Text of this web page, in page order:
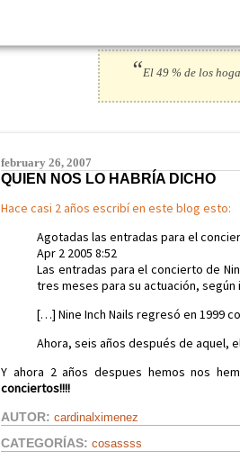
“El 49 % de los
february 26, 2007
QUIEN NOS LO HABRÍA DICHO
Hace casi 2 años escribí en este blog esto:
Agotadas las entradas para el
Apr 2 2005 8:52
Las entradas para el concierto de
tres meses para su actuación,
[…] Nine Inch Nails regresó en 1999
Ahora, seis años después de aquel,
Y ahora 2 años despues hemos nos
conciertos!!!!
AUTOR: cardinalximenez
CATEGORÍAS: cosassss